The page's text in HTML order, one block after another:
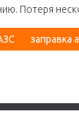
Потеря
заправка